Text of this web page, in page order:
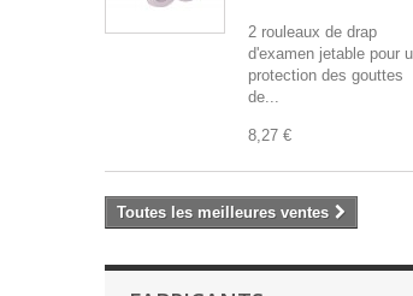
2 rouleaux de drap
d'examen jetable pour
protection des gouttes
de...
8,27 €
Toutes les meilleures ventes